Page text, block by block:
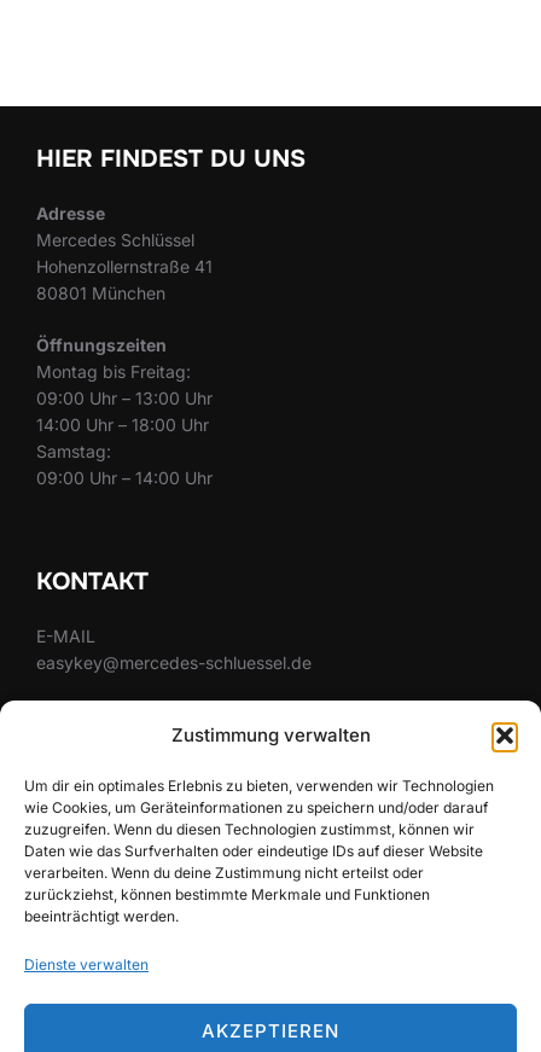
Zustimmung verwalten
Um dir ein optimales Erlebnis zu bieten, verwenden wir Technologien
wie Cookies, um Geräteinformationen zu speichern und/oder darauf
zuzugreifen. Wenn du diesen Technologien zustimmst, können wir
Daten wie das Surfverhalten oder eindeutige IDs auf dieser Website
verarbeiten. Wenn du deine Zustimmung nicht erteilst oder
zurückziehst, können bestimmte Merkmale und Funktionen
beeinträchtigt werden.
Dienste verwalten
AKZEPTIEREN
HIER FINDEST DU UNS
Adresse
Mercedes Schlüssel
Hohenzollernstraße 41
80801 München
Öffnungszeiten
Montag bis Freitag:
09:00 Uhr – 13:00 Uhr
14:00 Uhr – 18:00 Uhr
Samstag:
09:00 Uhr – 14:00 Uhr
KONTAKT
E-MAIL
easykey@mercedes-schluessel.de
0179 / 54 37 86 6
SUCHE
Suchen
nach:
X Facebook
Instagram
Google